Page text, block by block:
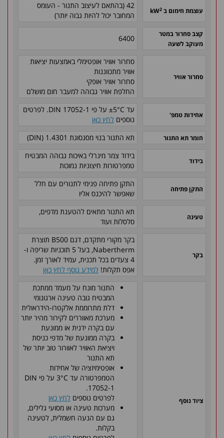
עוצמת חימום ב kW 2
42 (בהתאם לעיצוב התנור - העומס
המחובר יכול להיות גבוה יותר)
קצב סחרור במטר
מעוקב לשעה
6400
סחרור אוויר
סחרור אוויר אופטימלי באמצעות יציאות
אוויר מתכווננות
סחרור אוויר אופקי
החלפת אוויר גבוהה למעבר חום מושלם
אחידות טמפ'
עד ±5°C על פי DIN 17052-1. לפרטים
נוספים לחץ כאן
חומר תא התנור תא התנור בנוי מסגסוגת 1.4301 (DIN)
בידוד
בידוד צמר מינרלי באיכות גבוהה המבטיח
טמפרטורות חיצוניות נמוכות
התקן פתיחה
התקן פתיחה פנימי לתנורים עם חלל
שאפשר להיכנס אליו
טעינה
תא התנור מתאים להטענת מדפים,
סלסלות ועוד
בקר
בקר מקורי מתקדם, דגם B500 תוצרת
Nabertherm, בעל 5 תוכניות שריפה ו-
4 צעדים בכל תכנית, עמיד לאורך זמן.
אפס תקלות! למידע נוסף לחץ כאן
ציוד נוסף
התנור מונח על מעמד ממתכת
המבטיח גובה טעינה ארגונומי
דלת מתרוממת אלקטרו-הידראולית
מערכת מאווררים לקירור מהיר יותר
עם בקרה ידנית או ממונעת
בקרה ממונעת של מדפי כניסת
ויציאת האוויר לאוורור טוב יותר של
תא התנור
אופטימיזציה של אחידות
הטמפרטורה עד 3°C על פי DIN
17052-1.
לפרטים נוספים לחץ כאן
מערכות טעינה או מסועי גלילים,
גם עם הנעה חשמלית, לטעינה
בקלות.